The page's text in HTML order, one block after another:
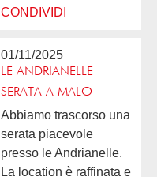
CONDIVIDI
01/11/2025
LE ANDRIANELLE
SERATA A MALO
Abbiamo trascorso una
serata piacevole
presso le Andrianelle.
La location è raffinata e